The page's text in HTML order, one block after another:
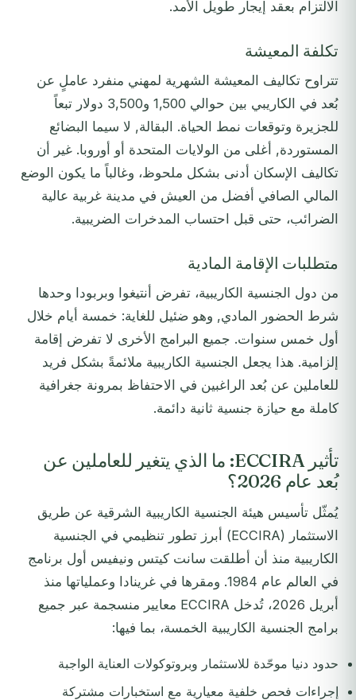
الالتزام بعقد إيجار طويل الأمد.
تكلفة المعيشة
تتراوح تكاليف المعيشة الشهرية لمهني منفرد عاملٍ عن
بُعد في الكاريبي بين حوالي 1,500 و3,500 دولار تبعاً
للجزيرة وتوقعات نمط الحياة. البقالة, لا سيما البضائع
المستوردة, أغلى من الولايات المتحدة أو أوروبا. غير أن
تكاليف الإسكان أدنى بشكل ملحوظ، وغالباً ما يكون الوضع
المالي الصافي أفضل من العيش في مدينة غربية عالية
الضرائب، حتى قبل احتساب المدخرات الضريبية.
متطلبات الإقامة المادية
من دول الجنسية الكاريبية، تفرض أنتيغوا وبربودا وحدها
شرط الحضور المادي, وهو ضئيل للغاية: خمسة أيام خلال
أول خمس سنوات. جميع البرامج الأخرى لا تفرض إقامة
إلزامية. هذا يجعل الجنسية الكاريبية ملائمةً بشكل فريد
للعاملين عن بُعد الراغبين في الاحتفاظ بمرونة جغرافية
كاملة مع حيازة جنسية ثانية دائمة.
تأثير ECCIRA: ما الذي يتغير للعاملين عن
بُعد عام 2026؟
يُمثّل تأسيس هيئة الجنسية الكاريبية الشرقية عن طريق
الاستثمار (ECCIRA) أبرز تطور تنظيمي في الجنسية
الكاريبية منذ أن أطلقت سانت كيتس ونيفيس أول برنامج
في العالم عام 1984. ومقرها في غرينادا وعملياتها منذ
أبريل 2026، تُدخل ECCIRA معايير منسجمة عبر جميع
برامج الجنسية الكاريبية الخمسة، بما فيها:
حدود دنيا موحّدة للاستثمار وبروتوكولات العناية الواجبة
إجراءات فحص خلفية معيارية مع استخبارات مشتركة